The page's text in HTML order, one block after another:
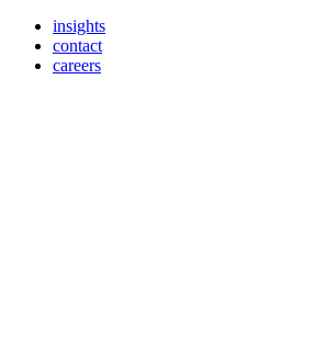
insights
contact
careers